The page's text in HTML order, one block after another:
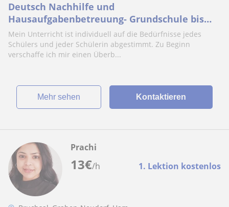
Deutsch Nachhilfe und
Hausaufgabenbetreuung- Grundschule bis
Abitur
Mein Unterricht ist individuell auf die Bedürfnisse jedes
Schülers und jeder Schülerin abgestimmt. Zu Beginn
verschaffe ich mir einen Überb...
Mehr sehen Kontaktieren
13€/h 1. Lektion kostenlos
Prachi